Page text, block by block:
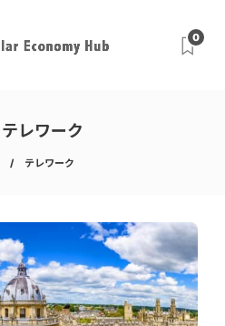
0
テレワーク
テレワーク